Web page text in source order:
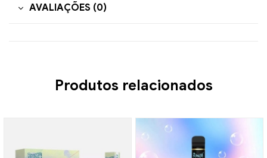
AVALIAÇÕES (0)
Produtos relacionados